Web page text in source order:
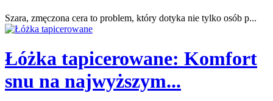
Szara, zmęczona cera to problem, który dotyka nie tylko osób p...
Łóżka tapicerowane: Komfort
snu na najwyższym...